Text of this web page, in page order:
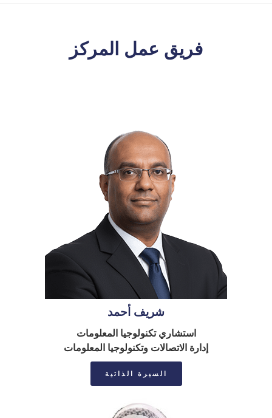
فريق عمل المركز
شريف أحمد
استشاري تكنولوجيا المعلومات
إدارة الاتصالات وتكنولوجيا المعلومات
السيرة الذاتية